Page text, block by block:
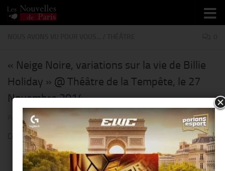
Skip to content
« Neige Noire, variations sur la vie de Billie
Holiday » @ Théâtre de la Tempête, le 27
Novembre 2014
THIERRY KER · PUBLIÉ1 DÉCEMBRE 2014· MIS À JOUR31 MARS 2015
Côte de la rédac’: (4/5)